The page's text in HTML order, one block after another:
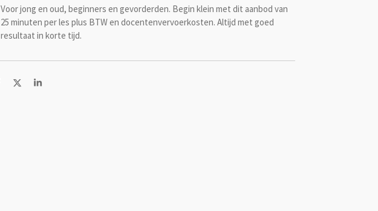
Voor jong en oud, beginners en gevorderden. Begin klein met dit aanbod van
25 minuten per les plus BTW en docentenvervoerkosten. Altijd met goed
resultaat in korte tijd.
D
S